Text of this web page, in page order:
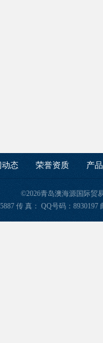
动态 荣誉资质 产
©2026青岛澳海源国际贸
传 真： QQ号码：